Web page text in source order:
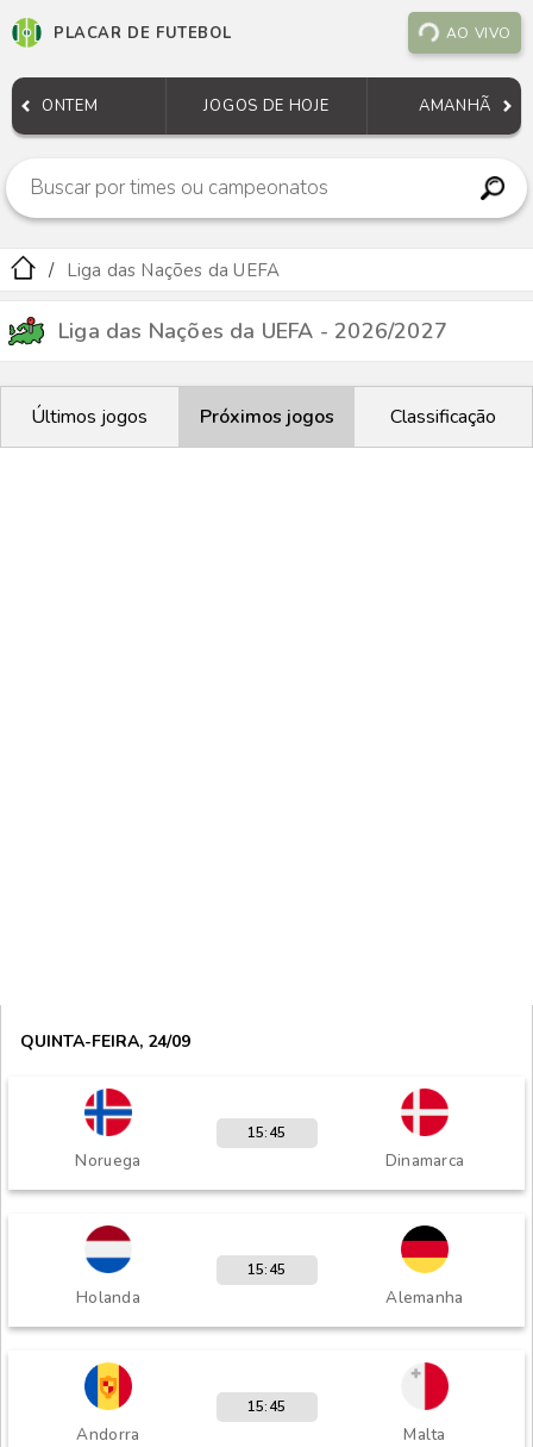
PLACAR DE FUTEBOL AO VIVO
ONTEM JOGOS DE HOJE AMANHÃ
Liga das Nações da UEFA
Liga das Nações da UEFA - 2026/2027
Últimos jogos Próximos jogos Classificação
QUINTA-FEIRA, 24/09
Noruega Dinamarca
15:45
Holanda Alemanha
15:45
Andorra Malta
15:45